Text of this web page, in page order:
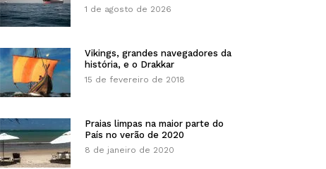
1 de agosto de 2026
Vikings, grandes navegadores da
história, e o Drakkar
15 de fevereiro de 2018
Praias limpas na maior parte do
País no verão de 2020
8 de janeiro de 2020